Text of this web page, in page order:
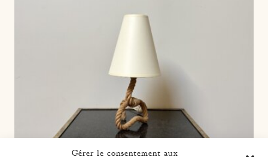
Gérer le consentement aux